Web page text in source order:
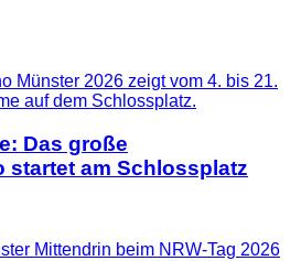
Das große
startet am Schlossplatz